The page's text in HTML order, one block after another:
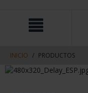
contenido
navegacin
INICIO PRODUCTOS